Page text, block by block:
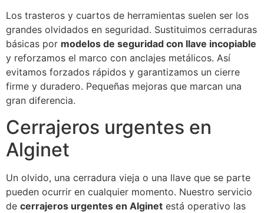
Los trasteros y cuartos de herramientas suelen ser los
grandes olvidados en seguridad. Sustituimos cerraduras
básicas por modelos de seguridad con llave incopiable
y reforzamos el marco con anclajes metálicos. Así
evitamos forzados rápidos y garantizamos un cierre
firme y duradero. Pequeñas mejoras que marcan una
gran diferencia.
Cerrajeros urgentes en
Alginet
Un olvido, una cerradura vieja o una llave que se parte
pueden ocurrir en cualquier momento. Nuestro servicio
de cerrajeros urgentes en Alginet está operativo las